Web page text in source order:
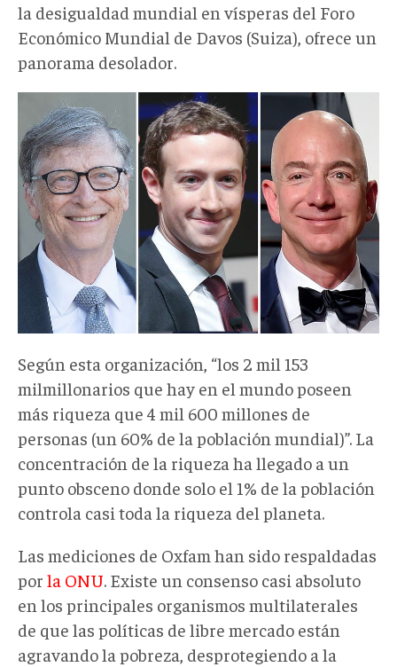
la desigualdad mundial en vísperas del Foro
Económico Mundial de Davos (Suiza), ofrece un
panorama desolador.
Según esta organización, “los 2 mil 153
milmillonarios que hay en el mundo poseen
más riqueza que 4 mil 600 millones de
personas (un 60% de la población mundial)”. La
concentración de la riqueza ha llegado a un
punto obsceno donde solo el 1% de la población
controla casi toda la riqueza del planeta.
Las mediciones de Oxfam han sido respaldadas
por la ONU. Existe un consenso casi absoluto
en los principales organismos multilaterales
de que las políticas de libre mercado están
agravando la pobreza, desprotegiendo a la